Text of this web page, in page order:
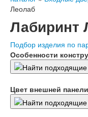
Заводские
Двери
Леолаб
Лабиринт
Подбор изделия по
Особенности
Цвет внешней панели